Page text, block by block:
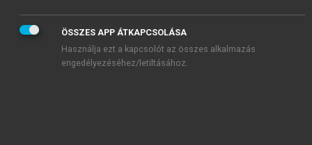
ÖSSZES APP ÁTKAPCSOLÁSA
Használja ezt a kapcsolót az összes alkalmazás
engedélyezéséhez/letiltásához.